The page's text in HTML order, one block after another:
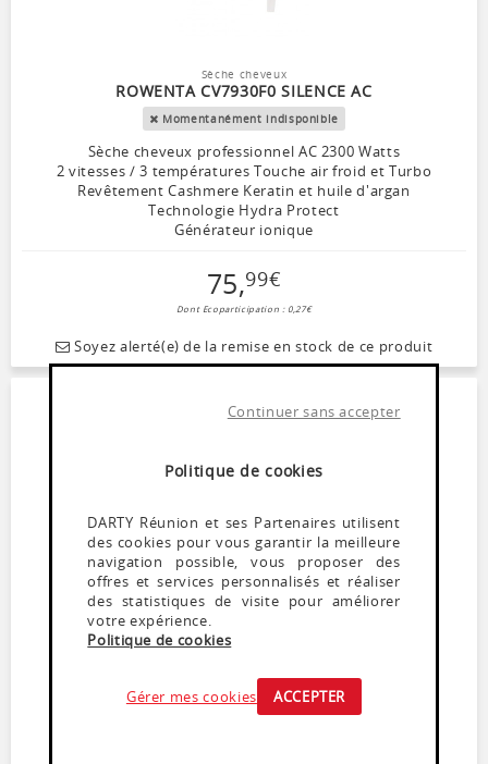
Sèche cheveux
ROWENTA CV7930F0 SILENCE AC
Momentanément indisponible
Sèche cheveux professionnel AC 2300 Watts
2 vitesses / 3 températures Touche air froid et Turbo
Revêtement Cashmere Keratin et huile d'argan
Technologie Hydra Protect
Générateur ionique
75,99€
Dont Ecoparticipation : 0,27€
Soyez alerté(e) de la remise en stock de ce produit
Sèche cheveux
BABYLISS D773DE
Momentanément indisponible
Sèche-cheveux Puissance: 2100W
Politique de cookies
Continuer sans accepter
DARTY Réunion et ses Partenaires utilisent
des cookies pour vous garantir la meilleure
navigation possible, vous proposer des
offres et services personnalisés et réaliser
des statistiques de visite pour améliorer
votre expérience.
Politique de cookies
Gérer mes cookies ACCEPTER